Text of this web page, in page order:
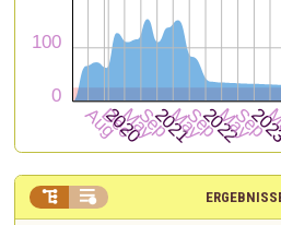
 